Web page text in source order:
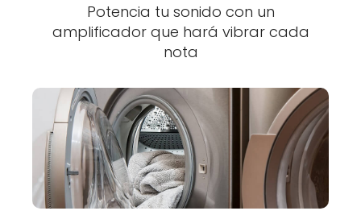
Potencia tu sonido con un
amplificador que hará vibrar cada
nota